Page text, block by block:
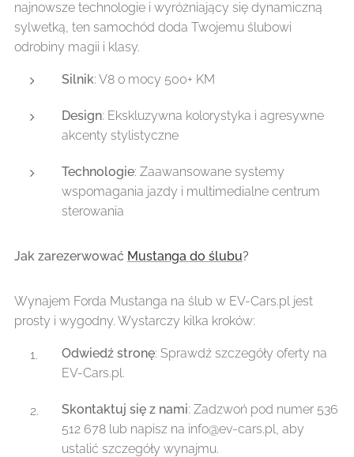
najnowsze technologie i wyróżniający się dynamiczną
sylwetką, ten samochód doda Twojemu ślubowi
odrobiny magii i klasy.
Silnik: V8 o mocy 500+ KM
Design: Ekskluzywna kolorystyka i agresywne
akcenty stylistyczne
Technologie: Zaawansowane systemy
wspomagania jazdy i multimedialne centrum
sterowania
Jak zarezerwować Mustanga do ślubu?
Wynajem Forda Mustanga na ślub w EV-Cars.pl jest
prosty i wygodny. Wystarczy kilka kroków:
Odwiedź stronę: Sprawdź szczegóły oferty na
EV-Cars.pl.
Skontaktuj się z nami: Zadzwoń pod numer 536
512 678 lub napisz na info@ev-cars.pl, aby
ustalić szczegóły wynajmu.